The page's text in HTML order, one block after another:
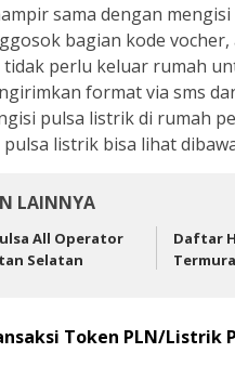
sama dengan
bagian kode
tidak perlu keluar rumah
format via sms
pulsa listrik di rumah
listrik bisa lihat
LAINNYA
All Operator
Selatan
Daftar
Token PLN/Listrik